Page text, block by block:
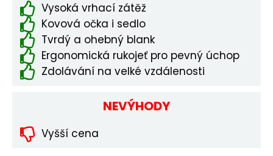
Vysoká vrhací zátěž
Kovová očka i sedlo
Tvrdý a ohebný blank
Ergonomická rukojeť pro pevný úchop
Zdolávání na velké vzdálenosti
NEVÝHODY
Vyšší cena